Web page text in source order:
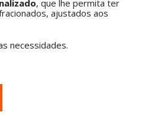
, que lhe permita ter
ajustados aos
necessidades.